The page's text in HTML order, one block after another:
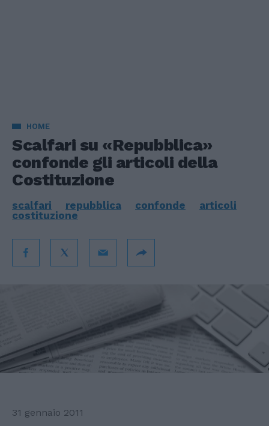
HOME
Scalfari su «Repubblica»
confonde gli articoli della
Costituzione
scalfari repubblica confonde
articoli
costituzione
31 gennaio 2011